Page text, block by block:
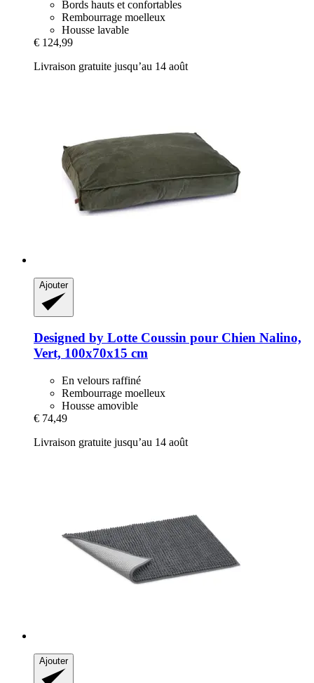
Bords hauts et confortables
Rembourrage moelleux
Housse lavable
€ 124,99
Livraison gratuite jusqu’au 14 août
Ajouter
Designed by Lotte Coussin pour Chien Nalino,
Vert, 100x70x15 cm
En velours raffiné
Rembourrage moelleux
Housse amovible
€ 74,49
Livraison gratuite jusqu’au 14 août
Ajouter